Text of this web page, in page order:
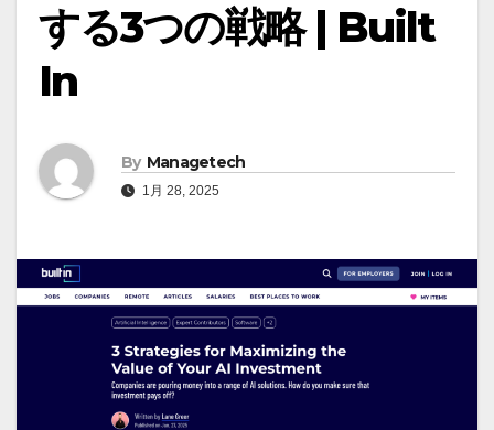
する3つの戦略 | Built
In
By Managetech
1月 28, 2025